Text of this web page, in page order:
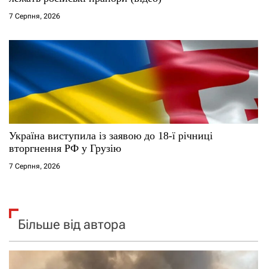
7 Серпня, 2026
Україна виступила із заявою до 18-ї річниці
вторгнення РФ у Грузію
7 Серпня, 2026
Більше від автора